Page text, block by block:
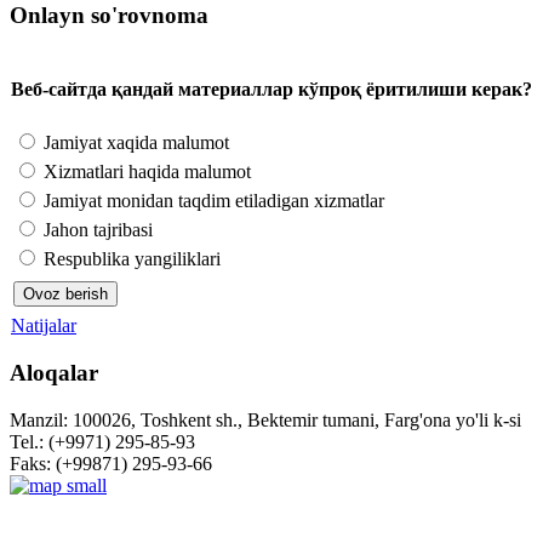
Onlayn so'rovnoma
Веб-сайтда қандай материаллар кўпроқ ёритилиши керак?
Jamiyat xaqida malumot
Xizmatlari haqida malumot
Jamiyat monidan taqdim etiladigan xizmatlar
Jahon tajribasi
Respublika yangiliklari
Natijalar
Aloqalar
Manzil: 100026, Toshkent sh., Bektemir tumani, Farg'ona yo'li k-si
Tel.: (+9971) 295-85-93
Faks: (+99871) 295-93-66